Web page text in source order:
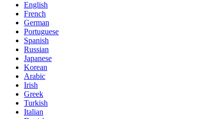
English
French
German
Portuguese
Spanish
Russian
Japanese
Korean
Arabic
Irish
Greek
Turkish
Italian